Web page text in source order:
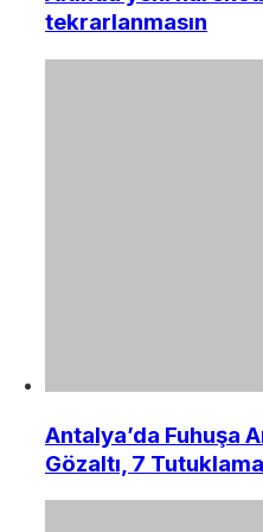
tekrarlanmasın
Antalya’da Fuhuşa
Gözaltı, 7 Tutuklama